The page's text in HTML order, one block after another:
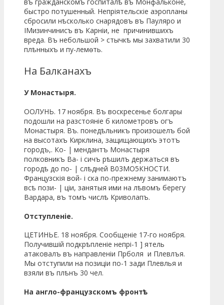
въ гражданскомъ госпиталѣ въ Монфальконе,
быстро потушенный. Непріятельскіе аэропланы
сбросили нѣсколько снарядовъ въ Пауляро и
ІМизинчинисъ въ Карніи, не причинившихъ
вреда. Въ небольшой > стычкѣ мы захватили 30
плѣнныхъ и пу-лемѳть.
На Балканахъ
У Монастыря.
ООЛУНЬ. 17 ноября. Въ воскресенье болгары
подошли на разстояніе б километровъ огъ
Монастыря. Въ. понедѣльникъ произошелъ бой
на высотахъ Кирклина, защищающихъ этотъ
городъ,. Ко- | мендантъ Монастыря
полковникъ Ва- і сичъ рѣшилъ держаться въ
городѣ до по- | слѣдней В03МО5КНОСТИ.
Французскія вой- і ска по-прежнему занимаютъ
всѣ пози- | ціи, занятыя ими на лѣвомъ берегу
Вардара, въ томъ числѣ Криволапъ.
Отступленіе.
ЦЕТИНЬЕ. 18 ноября. Сообщеніе 17-го ноября.
Получившій подкрѣпленіе непрі-1 ] ятель
атаковалъ въ направленіи Прболя и Плевлъя.
Мы отступили на позиціи по-1 зади Плевлья и
взяли въ плѣнъ 30 чел.
На англо-французскомъ фронтѣ’.